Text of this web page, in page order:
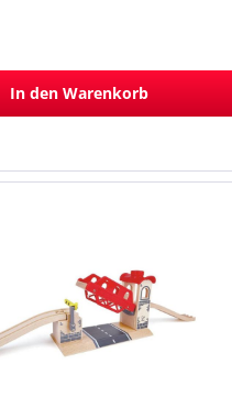
In den Warenkorb